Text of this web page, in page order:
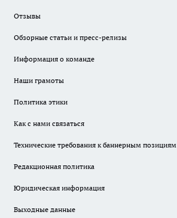
Отзывы
Обзорные статьи и пресс-релизы
Информация о команде
Наши грамоты
Политика этики
Как с нами связаться
Технические требования к баннерным позициям
Редакционная политика
Юридическая информация
Выходные данные